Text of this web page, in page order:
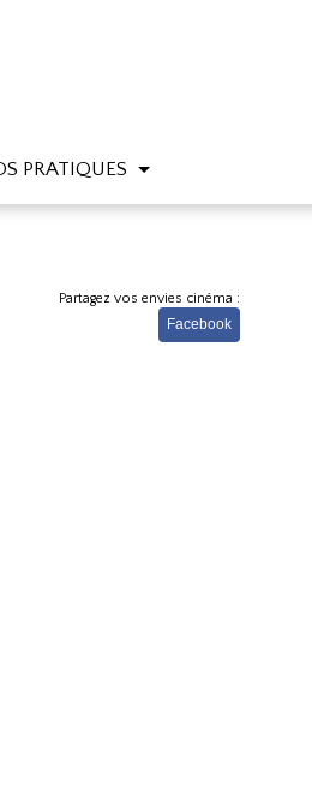
PRATIQUES
Partagez vos envies cinéma :
Facebook